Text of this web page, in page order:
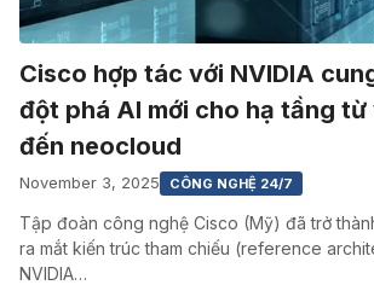
Cisco hợp tác với NVIDIA
đột phá AI mới cho hạ tầng
đến neocloud
November 3, 2025 CÔNG NGHỆ 24/7
Tập đoàn công nghệ Cisco (Mỹ) đã trở
ra mắt kiến trúc tham chiếu (reference
NVIDIA…